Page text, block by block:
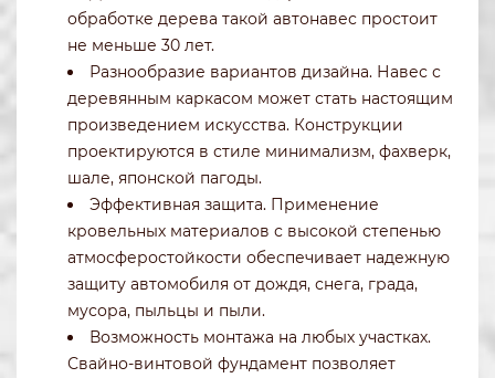
обработке дерева такой автонавес простоит
не меньше 30 лет.
Разнообразие вариантов дизайна. Навес с
деревянным каркасом может стать настоящим
произведением искусства. Конструкции
проектируются в стиле минимализм, фахверк,
шале, японской пагоды.
Эффективная защита. Применение
кровельных материалов с высокой степенью
атмосферостойкости обеспечивает надежную
защиту автомобиля от дождя, снега, града,
мусора, пыльцы и пыли.
Возможность монтажа на любых участках.
Свайно-винтовой фундамент позволяет